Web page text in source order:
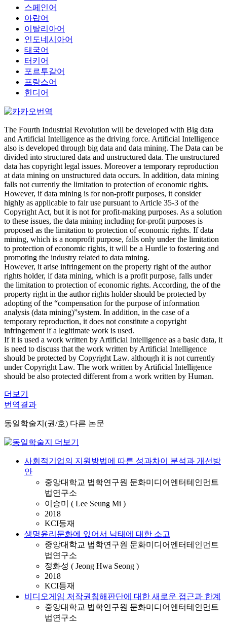
스페인어
아랍어
이탈리아어
인도네시아어
태국어
터키어
포르투갈어
프랑스어
힌디어
The Fourth Industrial Revolution will be developed with Big data
and Artificial Intelligence as the driving force. Artificial Intelligence
also is developed through big data and data mining. The Data can be
divided into structured data and unstructured data. The unstructured
data has copyright legal issues. Moreover a temporary reproduction
at data mining on unstructured data occurs. In addition, data mining
falls not currently the limitation to protection of economic rights.
However, if data mining is for non-profit purposes, it consider
highly as applicable to fair use pursuant to Article 35-3 of the
Copyright Act, but it is not for profit-making purposes. As a solution
to these issues, the data mining including for-profit purposes is
proposed as the limitation to protection of economic rights. If data
mining, which is a nonprofit purpose, falls only under the limitation
to protection of economic rights, it will be a Hurdle to fostering and
promoting the industry related to data mining.
However, it arise infringement on the property right of the author
rights holder, if data mining, which is a profit purpose, falls under
the limitation to protection of economic rights. According, the of the
property right in the author rights holder should be protected by
adopting of the “compensation for the purpose of information
analysis (data mining)”system. In addition, in the case of a
temporary reproduction, it does not constitute a copyright
infringement if a legitimate work is used.
If it is used a work written by Artificial Intelligence as a basic data, it
is need to discuss that the work written by Artificial Intelligence
should be protected by Copyright Law. although it is not currently
under Copyright Law. The work written by Artificial Intelligence
should be also protected different from a work written by Human.
더보기
번역결과
동일학술지(권/호) 다른 논문
사회적기업의 지원방법에 따른 성과차이 분석과 개선방
안
중앙대학교 법학연구원 문화미디어엔터테인먼트
법연구소
이승미 ( Lee Seung Mi )
2018
KCI등재
생명윤리문화에 있어서 낙태에 대한 소고
중앙대학교 법학연구원 문화미디어엔터테인먼트
법연구소
정화성 ( Jeong Hwa Seong )
2018
KCI등재
비디오게임 저작권침해판단에 대한 새로운 접근과 한계
중앙대학교 법학연구원 문화미디어엔터테인먼트
법연구소